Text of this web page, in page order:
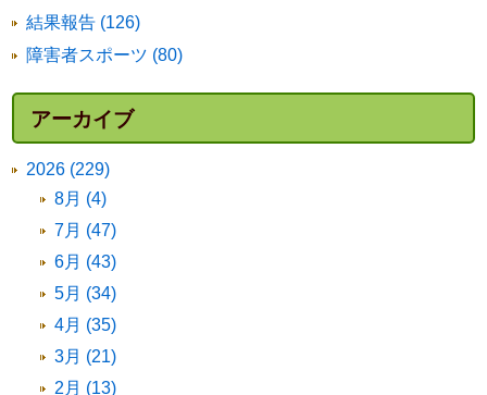
結果報告 (126)
障害者スポーツ (80)
アーカイブ
2026 (229)
8月 (4)
7月 (47)
6月 (43)
5月 (34)
4月 (35)
3月 (21)
2月 (13)